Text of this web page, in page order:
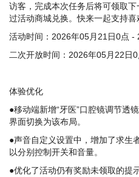
访客，完成本次任务后将可领取
过活动商城兑换。快来一起支持喜
活动时间：2026年05月21日0点 -
二次开放时间：2026年05月22日
体验优化
●移动端新增“牙医”口腔镜调节透
界面切换为该布局。
●声音自定义设置中，增加了求生
以分别控制开关和音量。
●优化了活动仍有奖励未领取的提